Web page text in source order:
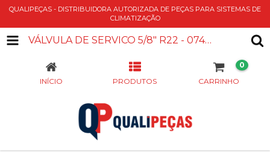
QUALIPEÇAS - DISTRIBUIDORA AUTORIZADA DE PEÇAS PARA SISTEMAS DE
CLIMATIZAÇÃO
VÁLVULA DE SERVICO 5/8" R22 - 07404040
INÍCIO PRODUTOS CARRINHO
0